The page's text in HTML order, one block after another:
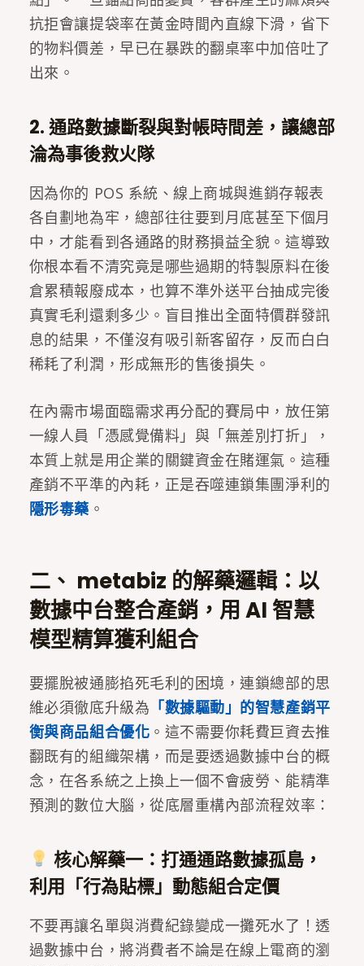
抗拒會讓提袋率在黃金時間內直線下滑，省下
的物料價差，早已在暴跌的翻桌率中加倍吐了
出來。
2. 通路數據斷裂與對帳時間差，讓總部
淪為事後救火隊
因為你的 POS 系統、線上商城與進銷存報表
各自劃地為牢，總部往往要到月底甚至下個月
中，才能看到各通路的財務損益全貌。這導致
你根本看不清究竟是哪些過期的特製原料在後
倉累積報廢成本，也算不準外送平台抽成完後
真實毛利還剩多少。盲目推出全面特價群發訊
息的結果，不僅沒有吸引新客留存，反而白白
稀耗了利潤，形成無形的售後損失。
在內需市場面臨需求再分配的賽局中，放任第
一線人員「憑感覺備料」與「無差別打折」，
本質上就是用企業的關鍵資金在賭運氣。這種
產銷不平準的內耗，正是吞噬連鎖集團淨利的
隱形毒藥 。
二、 metabiz 的解藥邏輯：以
數據中台整合產銷，用 AI 智慧
模型精算獲利組合
要擺脫被通膨掐死毛利的困境，連鎖總部的思
維必須徹底升級為 「數據驅動」的智慧產銷平
衡與商品組合優化 。這不需要你耗費巨資去推
翻既有的組織架構，而是要透過數據中台的概
念，在各系統之上換上一個不會疲勞、能精準
預測的數位大腦，從底層重構內部流程效率：
核心解藥一：打通通路數據孤島，
利用「行為貼標」動態組合定價
不要再讓名單與消費紀錄變成一攤死水了！透
過數據中台，將消費者不論是在線上電商的瀏